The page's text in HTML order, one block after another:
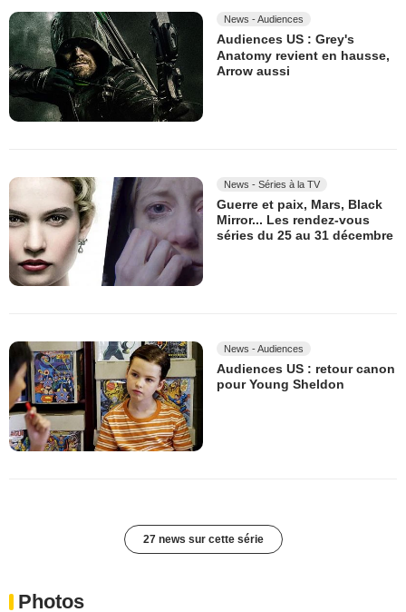
News - Audiences
Audiences US : Grey's
Anatomy revient en hausse,
Arrow aussi
News - Séries à la TV
Guerre et paix, Mars, Black
Mirror... Les rendez-vous
séries du 25 au 31 décembre
News - Audiences
Audiences US : retour canon
pour Young Sheldon
27 news sur cette série
Photos